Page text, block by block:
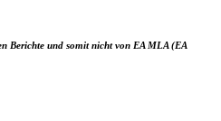
Berichte und somit nicht von EA MLA (EA